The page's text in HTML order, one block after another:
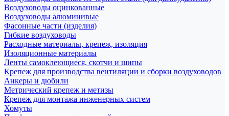
Воздуховоды оцинкованные
Воздуховоды алюминивые
Фасонные части (изделия)
Гибкие воздуховоды
Расходные материалы, крепеж, изоляция
Изоляционные материалы
Ленты самоклеющиеся, скотчи и шипы
Крепеж для производства вентиляции и сборки воздуховодов
Анкеры и дюбили
Метрический крепеж и метизы
Крепеж для монтажа инженерных систем
Хомуты